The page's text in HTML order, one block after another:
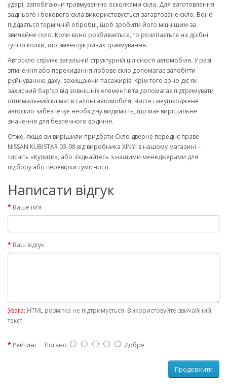
ударі, запобігаючи травмуванню осколками скла. Для виготовлення
заднього і бокового скла використовується загартоване скло. Воно
піддається термічній обробці, щоб зробити його міцнішим за
звичайне скло. Коли воно розбивається, то розлітається на дрібні
тупі осколки, що зменшує ризик травмування.
Автоскло сприяє загальній структурній цілісності автомобіля. У разі
зіткнення або перекидання лобове скло допомагає запобігти
руйнуванню даху, захищаючи пасажирів. Крім того воно діє як
захисний бар'єр від зовнішніх елементів та допомагає підтримувати
оптимальний клімат в салоні автомобіля. Чисте і неушкоджене
автоскло забезпечує необхідну видимість, що має вирішальне
значення для безпечного водіння.
Отже, якщо ви вирішили придбати Скло дверне переднє праве
NISSAN KUBISTAR 03-08 від виробника XINYI в нашому магазині –
тисніть «Купити», або з’єднайтесь з нашими менеджерами для
підбору або перевірки сумісності.
Написати відгук
Ваше ім’я
Ваш відгук
Увага: HTML розмітка не підтримується. Використовуйте звичайний
текст.
Рейтинг Погано Добре
Продовжити